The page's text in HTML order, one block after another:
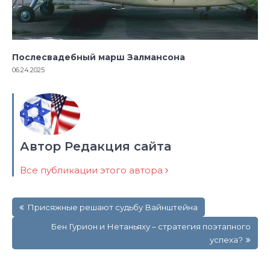
Послесвадебный марш Залмансона
06.24.2025
Автор Редакция сайта
Все публикации этого автора
по
записям
Присяжные решают судьбу Вайнштейна
Бен Гурион и Нетаньяху – стратегия поэтапного
успеха?